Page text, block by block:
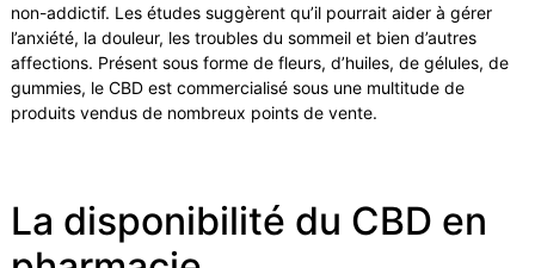
non-addictif. Les études suggèrent qu’il pourrait aider à gérer
l’anxiété, la douleur, les troubles du sommeil et bien d’autres
affections. Présent sous forme de fleurs, d’huiles, de gélules, de
gummies, le CBD est commercialisé sous une multitude de
produits vendus de nombreux points de vente.
La disponibilité du CBD en